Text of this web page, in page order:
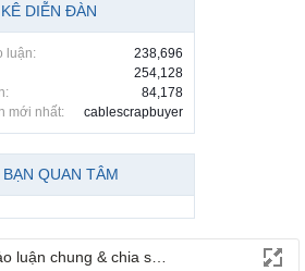
DIỄN ĐÀN
luận:
238,696
254,128
84,178
mới nhất:
cablescrapbuyer
QUAN TÂM
luận chung & chia sẻ kinh nghiệm